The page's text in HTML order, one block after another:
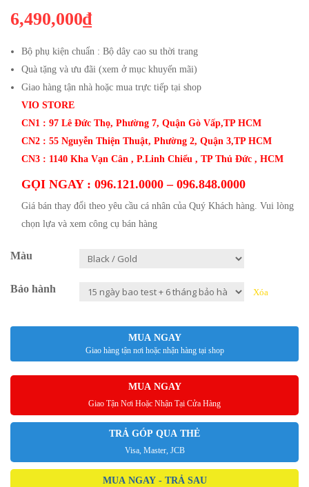
6,490,000₫
Bộ phụ kiện chuẩn : Bộ dây cao su thời trang
Quà tặng và ưu đãi (xem ở mục khuyến mãi)
Giao hàng tận nhà hoặc mua trực tiếp tại shop
VIO STORE
CN1 : 97 Lê Đức Thọ, Phường 7, Quận Gò Vấp,TP HCM
CN2 : 55 Nguyễn Thiện Thuật, Phường 2, Quận 3,TP HCM
CN3 : 1140 Kha Vạn Cân , P.Linh Chiểu , TP Thủ Đức , HCM
GỌI NGAY : 096.121.0000 – 096.848.0000
Giá bán thay đổi theo yêu cầu cá nhân của Quý Khách hàng. Vui lòng
chọn lựa và xem công cụ bán hàng
Màu
Bảo hành Xóa
MUA NGAY
Giao hàng tận nơi hoặc nhận hàng tại shop
MUA NGAY
Giao Tận Nơi Hoặc Nhận Tại Cửa Hàng
TRẢ GÓP QUA THẺ
Visa, Master, JCB
MUA NGAY - TRẢ SAU